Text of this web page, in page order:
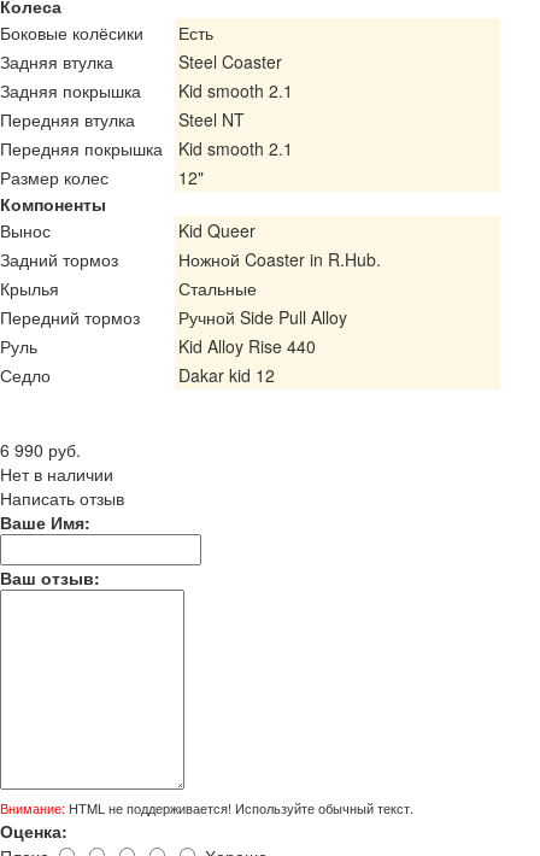
Колеса
Боковые колёсики
Есть
Задняя втулка
Steel Coaster
Задняя покрышка
Kid smooth 2.1
Передняя втулка
Steel NT
Передняя покрышка
Kid smooth 2.1
Размер колес
12"
Компоненты
Вынос
Kid Queer
Задний тормоз
Ножной Coaster in R.Hub.
Крылья
Стальные
Передний тормоз
Ручной Side Pull Alloy
Руль
Kid Alloy Rise 440
Седло
Dakar kid 12
6 990 руб.
Нет в наличии
Написать отзыв
Ваше Имя:
Ваш отзыв:
Внимание: HTML не поддерживается! Используйте обычный текст.
Оценка: